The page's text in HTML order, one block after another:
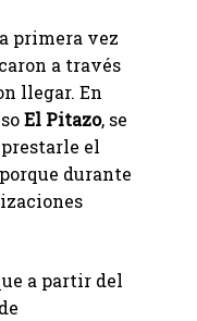
primera vez
a través
llegar. En
El Pitazo, se
el
durante
a partir del